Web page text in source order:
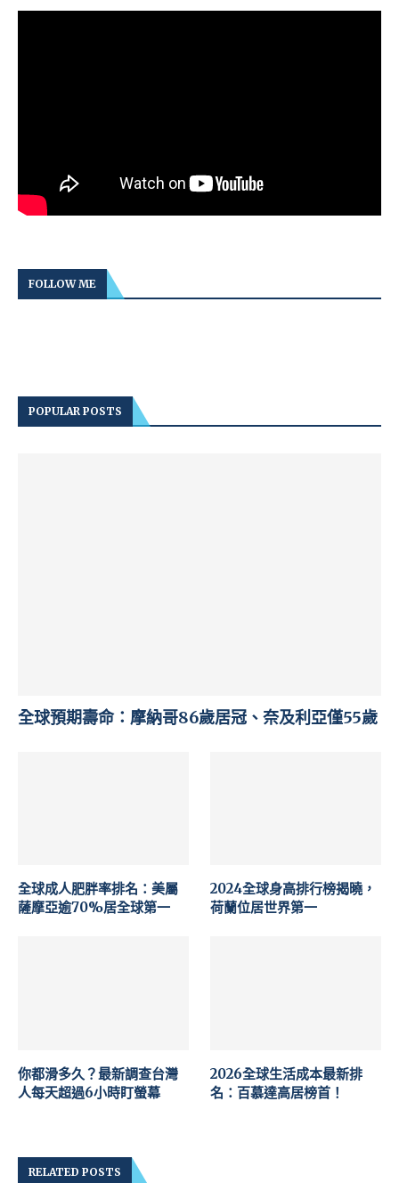
FOLLOW ME
POPULAR POSTS
全球預期壽命：摩納哥86歲居冠、奈及利亞僅55歲
全球成人肥胖率排名：美屬
薩摩亞逾70%居全球第一
2024全球身高排行榜揭曉，
荷蘭位居世界第一
你都滑多久？最新調查台灣
人每天超過6小時盯螢幕
2026全球生活成本最新排
名：百慕達高居榜首！
RELATED POSTS